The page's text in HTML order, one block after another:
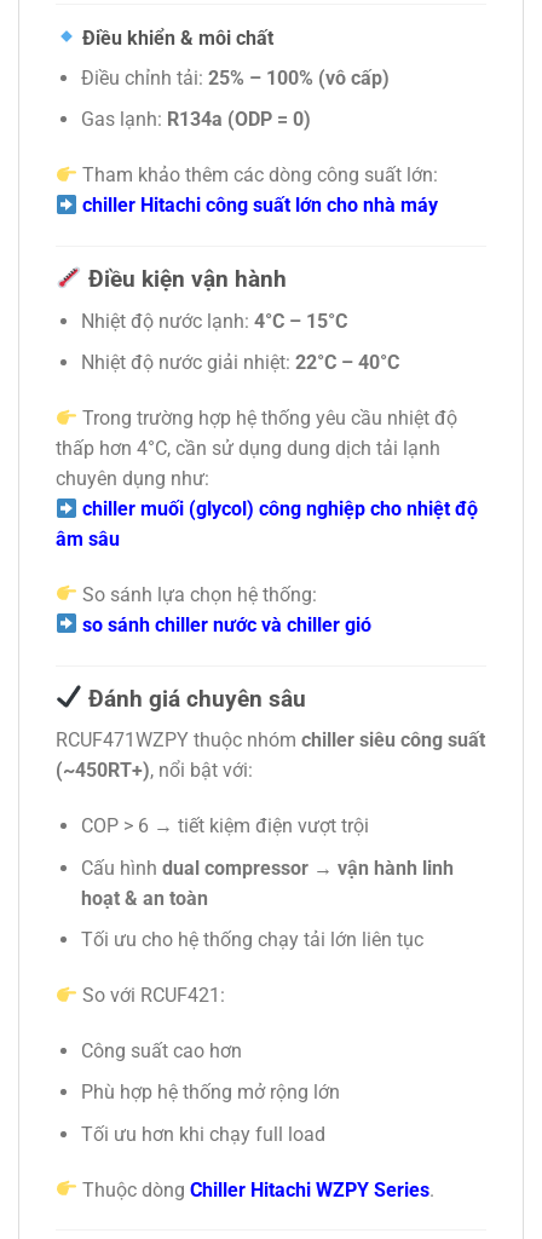
Điều khiển & môi chất
Điều chỉnh tải: 25% – 100% (vô cấp)
Gas lạnh: R134a (ODP = 0)
Tham khảo thêm các dòng công suất lớn:
chiller Hitachi công suất lớn cho nhà máy
Điều kiện vận hành
Nhiệt độ nước lạnh: 4°C – 15°C
Nhiệt độ nước giải nhiệt: 22°C – 40°C
Trong trường hợp hệ thống yêu cầu nhiệt độ
thấp hơn 4°C, cần sử dụng dung dịch tải lạnh
chuyên dụng như:
chiller muối (glycol) công nghiệp cho nhiệt độ
âm sâu
So sánh lựa chọn hệ thống:
so sánh chiller nước và chiller gió
Đánh giá chuyên sâu
RCUF471WZPY thuộc nhóm chiller siêu công suất
(~450RT+), nổi bật với:
COP > 6 → tiết kiệm điện vượt trội
Cấu hình dual compressor → vận hành linh
hoạt & an toàn
Tối ưu cho hệ thống chạy tải lớn liên tục
So với RCUF421:
Công suất cao hơn
Phù hợp hệ thống mở rộng lớn
Tối ưu hơn khi chạy full load
Thuộc dòngChiller Hitachi WZPY Series.